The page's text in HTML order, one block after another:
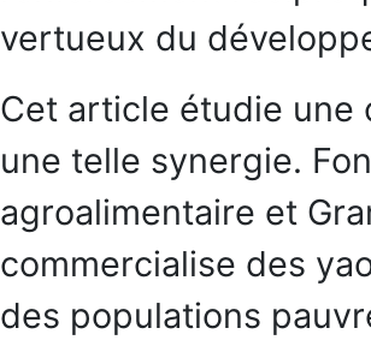
vertueux du
Cet article étudie une
une telle synergie.
agroalimentaire et
commercialise des
des populations